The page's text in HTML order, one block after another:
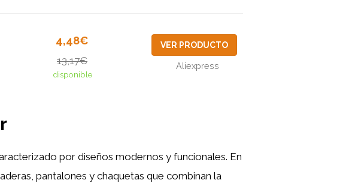
4,48€
13,17€
disponible
VER PRODUCTO
Aliexpress
por diseños modernos y funcionales. En
pantalones y chaquetas que combinan la